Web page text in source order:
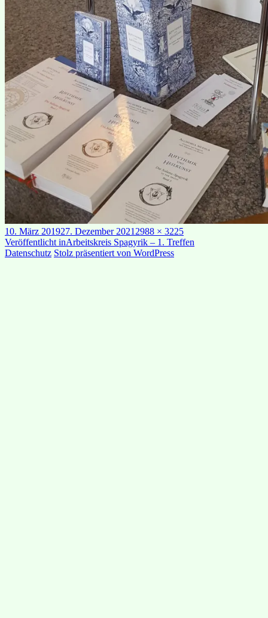
Veröffentlicht
am
10. März 201927. Dezember 2021 Originalgröße
2988 × 3225
Beitragsnavigation
Veröffentlicht inArbeitskreis Spagyrik – 1. Treffen
Datenschutz Stolz präsentiert von WordPress